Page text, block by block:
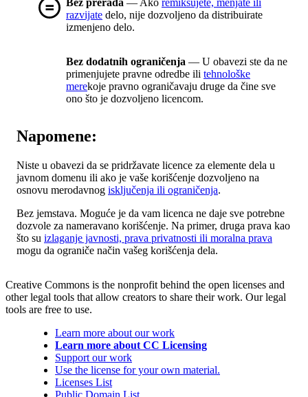
Bez prerada — Ako remiksujete, menjate ili
razvijate delo, nije dozvoljeno da distribuirate
izmenjeno delo.
Bez dodatnih ograničenja — U obavezi ste da ne
primenjujete pravne odredbe ili tehnološke
merekoje pravno ograničavaju druge da čine sve
ono što je dozvoljeno licencom.
Napomene:
Niste u obavezi da se pridržavate licence za elemente dela u
javnom domenu ili ako je vaše korišćenje dozvoljeno na
osnovu merodavnog isključenja ili ograničenja.
Bez jemstava. Moguće je da vam licenca ne daje sve potrebne
dozvole za nameravano korišćenje. Na primer, druga prava kao
što su izlaganje javnosti, prava privatnosti ili moralna prava
mogu da ograniče način vašeg korišćenja dela.
Creative Commons is the nonprofit behind the open licenses and
other legal tools that allow creators to share their work. Our legal
tools are free to use.
Learn more about our work
Learn more about CC Licensing
Support our work
Use the license for your own material.
Licenses List
Public Domain List